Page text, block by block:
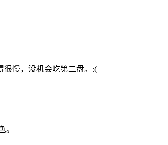
很慢，没机会吃第二盘。:(
。